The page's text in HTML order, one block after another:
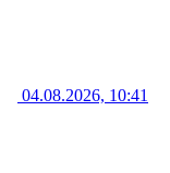
04.08.2026, 10:41